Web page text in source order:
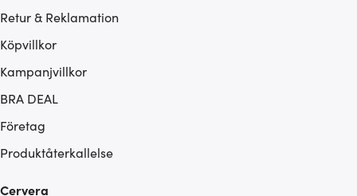
Retur & Reklamation
Köpvillkor
Kampanjvillkor
BRA DEAL
Företag
Produktåterkallelse
Cervera